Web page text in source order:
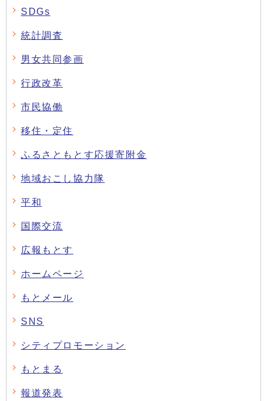
SDGs
統計調査
男女共同参画
行政改革
市民協働
移住・定住
ふるさともとす応援寄附金
地域おこし協力隊
平和
国際交流
広報もとす
ホームページ
もとメール
SNS
シティプロモーション
もとまる
報道発表